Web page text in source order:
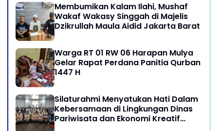
Membumikan Kalam Ilahi, Mushaf
Wakaf Wakasy Singgah di Majelis
Dzikrullah Maula Aidid Jakarta Barat
Warga RT 01 RW 06 Harapan Mulya
Gelar Rapat Perdana Panitia Qurban
1447 H
Silaturahmi Menyatukan Hati Dalam
Kebersamaan di Lingkungan Dinas
Pariwisata dan Ekonomi Kreatif